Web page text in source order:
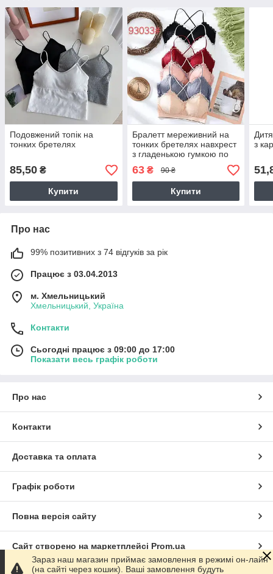
Подовжений топік на
тонких бретелях
85,50 ₴
Купити
Бралетт мереживний на
тонких бретелях навхрест
з гладенькою гумкою по
низу, GUO LY, 2-ка
63₴ 90 ₴
Купити
з
Про нас
99% позитивних з 74 відгуків за рік
Працює з 03.04.2013
м. Хмельницький
Хмельницький, Україна
Контакти
Сьогодні працює з 09:00 до 17:00
Показати весь графік роботи
Про нас
Контакти
Доставка та оплата
Графік роботи
Повна версія сайту
Сайт створено на маркетплейсі Prom.ua
Зараз наш магазин приймає замовлення в режимі он-лайн
(на сайті через кошик). Ваші замовлення будуть